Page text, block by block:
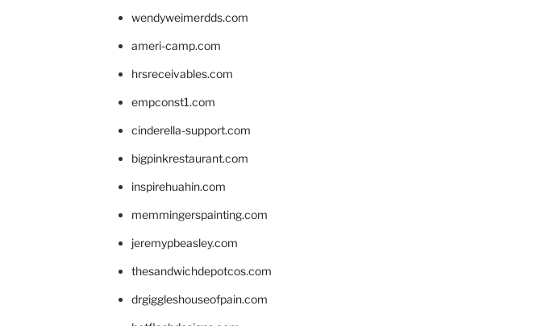
wendyweimerdds.com
ameri-camp.com
hrsreceivables.com
empconst1.com
cinderella-support.com
bigpinkrestaurant.com
inspirehuahin.com
memmingerspainting.com
jeremypbeasley.com
thesandwichdepotcos.com
drgiggleshouseofpain.com